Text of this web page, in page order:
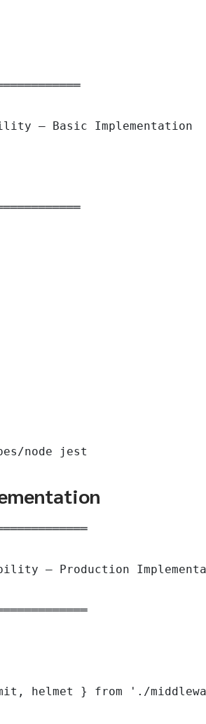
— Basic Implementation
node jest
— Production
helmet } from './